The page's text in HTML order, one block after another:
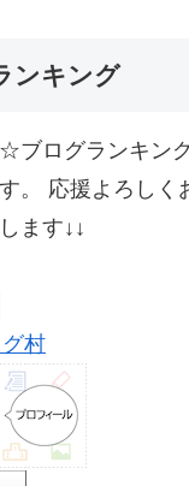
ンキング
☆ブログランキン
す。 応援よろしく
します↓↓
村